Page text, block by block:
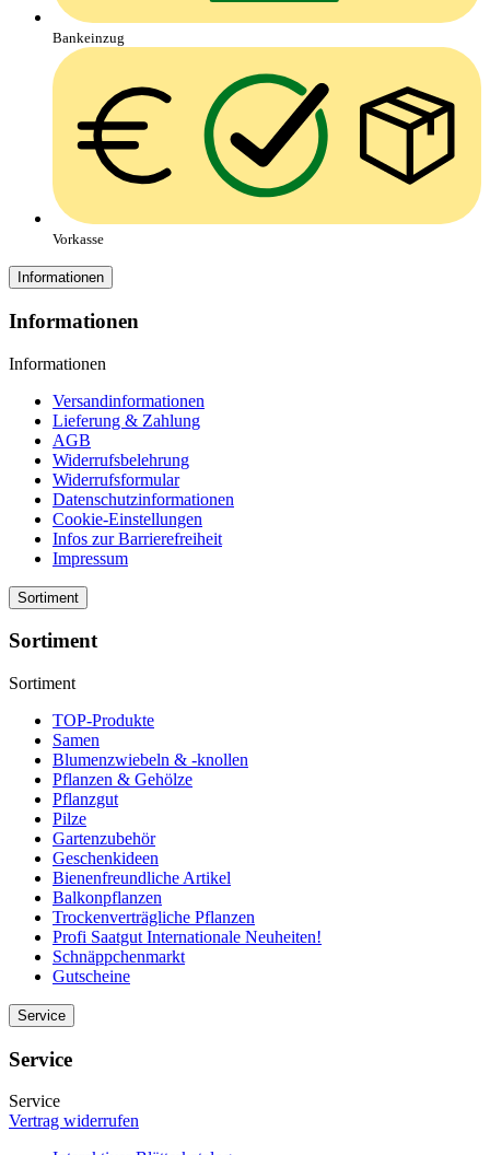
Bankeinzug
Vorkasse
Informationen
Informationen
Informationen
Versandinformationen
Lieferung & Zahlung
AGB
Widerrufsbelehrung
Widerrufsformular
Datenschutzinformationen
Cookie-Einstellungen
Infos zur Barrierefreiheit
Impressum
Sortiment
Sortiment
Sortiment
TOP-Produkte
Samen
Blumenzwiebeln & -knollen
Pflanzen & Gehölze
Pflanzgut
Pilze
Gartenzubehör
Geschenkideen
Bienenfreundliche Artikel
Balkonpflanzen
Trockenverträgliche Pflanzen
Profi Saatgut Internationale Neuheiten!
Schnäppchenmarkt
Gutscheine
Service
Service
Service
Vertrag widerrufen